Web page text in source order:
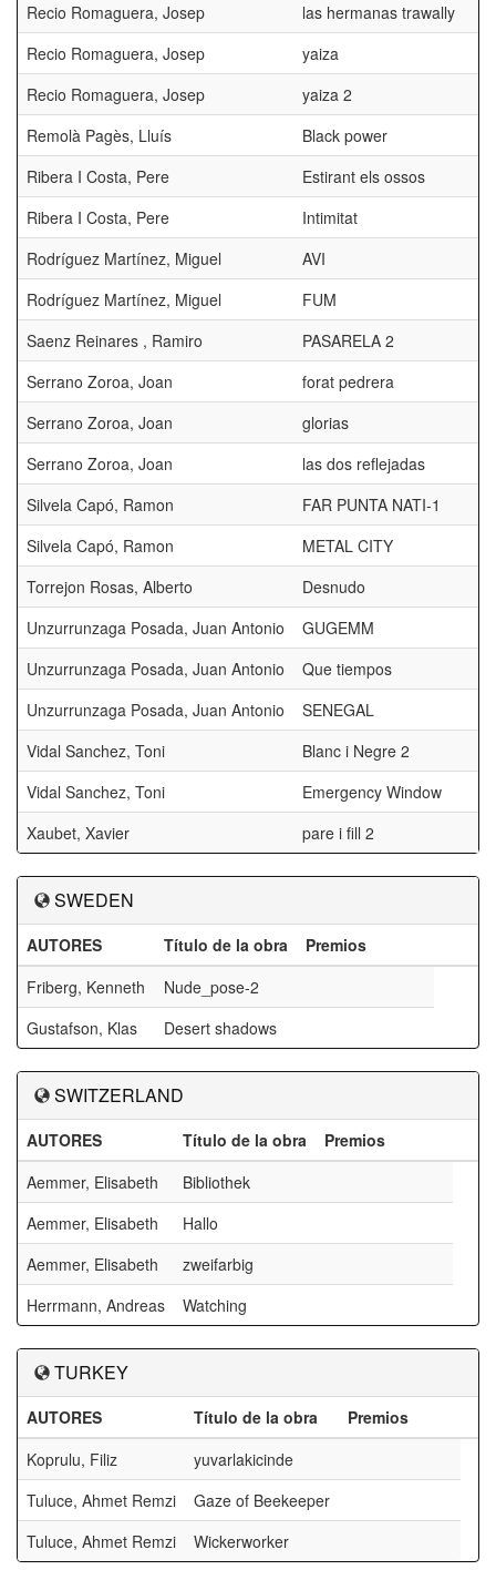
Recio Romaguera, Josep
las hermanas trawally
Recio Romaguera, Josep
yaiza
Recio Romaguera, Josep
yaiza 2
Remolà Pagès, Lluís
Black power
Ribera I Costa, Pere
Estirant els ossos
Ribera I Costa, Pere
Intimitat
Rodríguez Martínez, Miguel
AVI
Rodríguez Martínez, Miguel
FUM
Saenz Reinares , Ramiro
PASARELA 2
Serrano Zoroa, Joan
forat pedrera
Serrano Zoroa, Joan
glorias
Serrano Zoroa, Joan
las dos reflejadas
Silvela Capó, Ramon
FAR PUNTA NATI-1
Silvela Capó, Ramon
METAL CITY
Torrejon Rosas, Alberto
Desnudo
Unzurrunzaga Posada, Juan Antonio
GUGEMM
Unzurrunzaga Posada, Juan Antonio
Que tiempos
Unzurrunzaga Posada, Juan Antonio
SENEGAL
Vidal Sanchez, Toni
Blanc i Negre 2
Vidal Sanchez, Toni
Emergency Window
Xaubet, Xavier
pare i fill 2
SWEDEN
AUTORES Título de la obra
Premios
Friberg, Kenneth
Nude_pose-2
Gustafson, Klas
Desert shadows
SWITZERLAND
AUTORES Título de la obra
Premios
Aemmer, Elisabeth
Bibliothek
Aemmer, Elisabeth
Hallo
Aemmer, Elisabeth
zweifarbig
Herrmann, Andreas
Watching
TURKEY
AUTORES Título de la obra
Premios
Koprulu, Filiz
yuvarlakicinde
Tuluce, Ahmet Remzi
Gaze of Beekeeper
Tuluce, Ahmet Remzi
Wickerworker